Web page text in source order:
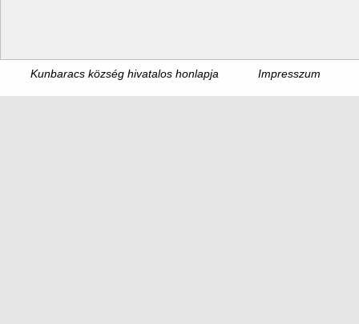
Kunbaracs község hivatalos honlapja Impresszum